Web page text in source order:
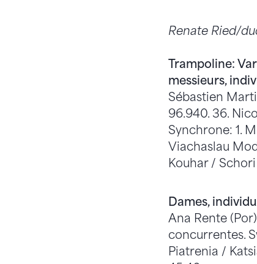
Renate Ried/
Trampoline:
messieurs,
Sébastien
96.940. 36.
Synchrone: 1.
Viachaslau
Kouhar / Schori
Dames,
Ana Rente
concurrentes.
Piatrenia /